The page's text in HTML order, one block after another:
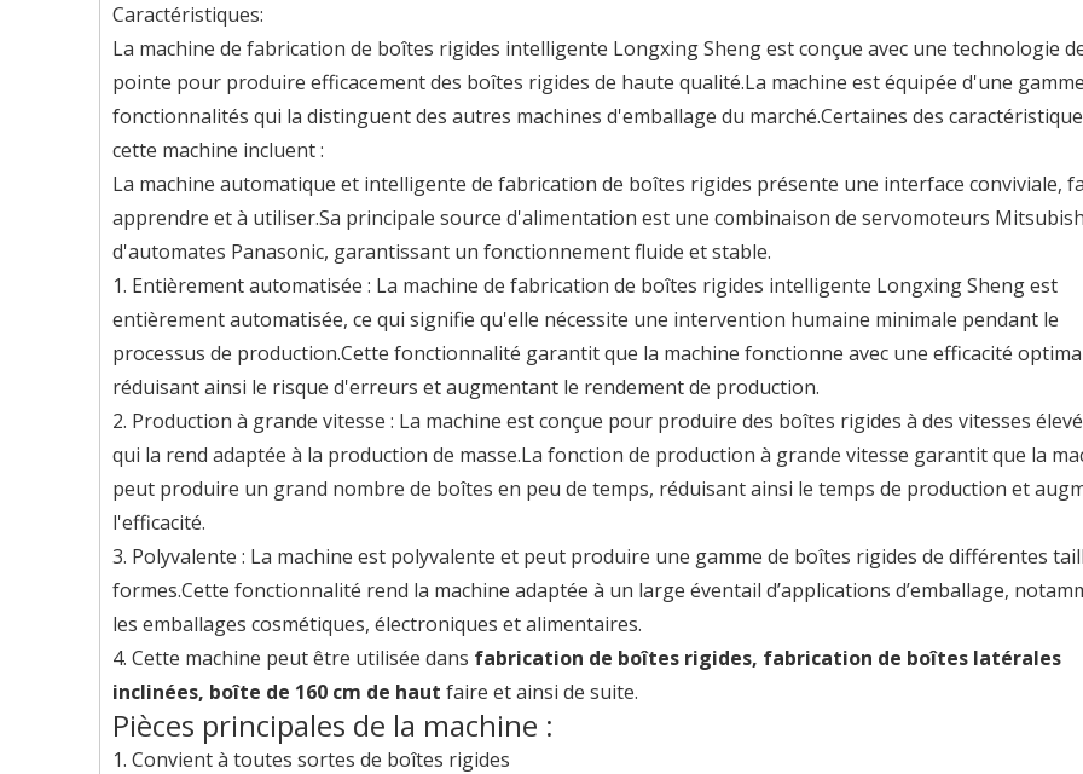
Caractéristiques:
La machine de fabrication de boîtes rigides intelligente Longxing Sheng est conçue avec une technologie
pointe pour produire efficacement des boîtes rigides de haute qualité.La machine est équipée d'une
fonctionnalités qui la distinguent des autres machines d'emballage du marché.Certaines des
cette machine incluent :
La machine automatique et intelligente de fabrication de boîtes rigides présente une interface conviviale,
apprendre et à utiliser.Sa principale source d'alimentation est une combinaison de servomoteurs
d'automates Panasonic, garantissant un fonctionnement fluide et stable.
1. Entièrement automatisée : La machine de fabrication de boîtes rigides intelligente Longxing Sheng est
entièrement automatisée, ce qui signifie qu'elle nécessite une intervention humaine minimale pendant le
processus de production.Cette fonctionnalité garantit que la machine fonctionne avec une efficacité
réduisant ainsi le risque d'erreurs et augmentant le rendement de production.
2. Production à grande vitesse : La machine est conçue pour produire des boîtes rigides à des vitesses
qui la rend adaptée à la production de masse.La fonction de production à grande vitesse garantit que la
peut produire un grand nombre de boîtes en peu de temps, réduisant ainsi le temps de production et
l'efficacité.
3. Polyvalente : La machine est polyvalente et peut produire une gamme de boîtes rigides de différentes
formes.Cette fonctionnalité rend la machine adaptée à un large éventail d’applications d’emballage,
les emballages cosmétiques, électroniques et alimentaires.
4. Cette machine peut être utilisée dans fabrication de boîtes rigides, fabrication de boîtes latérales
inclinées, boîte de 160 cm de haut faire et ainsi de suite.
Pièces principales de la machine :
1. Convient à toutes sortes de boîtes rigides